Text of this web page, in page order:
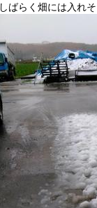
しばらく畑には入れ